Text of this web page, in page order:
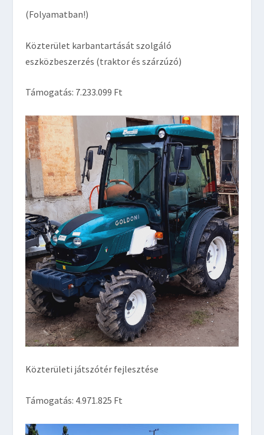
(Folyamatban!)
Közterület karbantartását szolgáló
eszközbeszerzés (traktor és szárzúzó)
Támogatás: 7.233.099 Ft
Közterületi játszótér fejlesztése
Támogatás: 4.971.825 Ft